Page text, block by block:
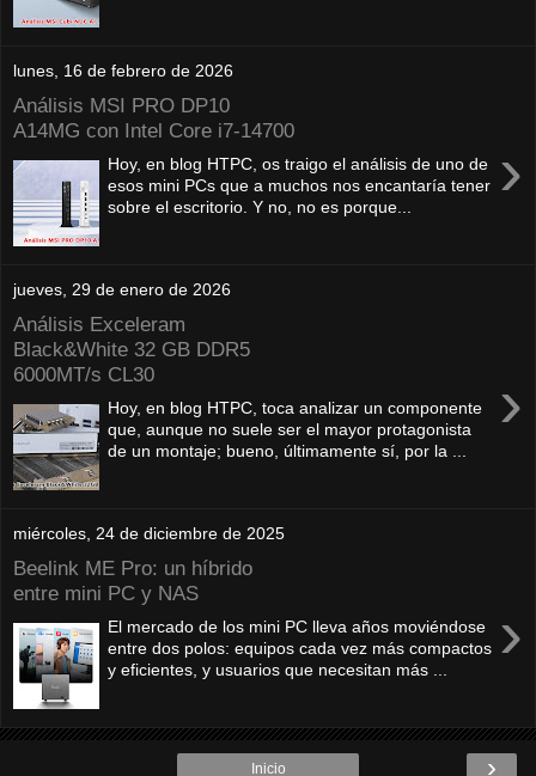
lunes, 16 de febrero de 2026
Análisis MSI PRO DP10
A14MG con Intel Core i7-14700
›
Hoy, en blog HTPC, os traigo el análisis de uno de
esos mini PCs que a muchos nos encantaría tener
sobre el escritorio. Y no, no es porque...
jueves, 29 de enero de 2026
Análisis Exceleram
Black&White 32 GB DDR5
6000MT/s CL30
›
Hoy, en blog HTPC, toca analizar un componente
que, aunque no suele ser el mayor protagonista
de un montaje; bueno, últimamente sí, por la ...
miércoles, 24 de diciembre de 2025
Beelink ME Pro: un híbrido
entre mini PC y NAS
›
El mercado de los mini PC lleva años moviéndose
entre dos polos: equipos cada vez más compactos
y eficientes, y usuarios que necesitan más ...
›
Inicio